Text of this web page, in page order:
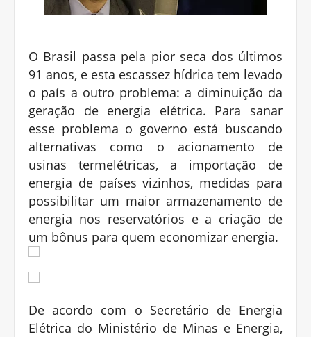
O Brasil passa pela pior seca dos últimos
91 anos, e esta escassez hídrica tem levado
o país a outro problema: a diminuição da
geração de energia elétrica. Para sanar
esse problema o governo está buscando
alternativas como o acionamento de
usinas termelétricas, a importação de
energia de países vizinhos, medidas para
possibilitar um maior armazenamento de
energia nos reservatórios e a criação de
um bônus para quem economizar energia.
De acordo com o Secretário de Energia
Elétrica do Ministério de Minas e Energia,